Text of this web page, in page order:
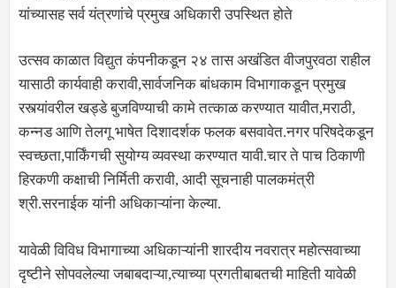
यांच्यासह सर्व यंत्रणांचे प्रमुख अधिकारी उपस्थित होते
उत्सव काळात विद्युत कंपनीकडून २४ तास अखंडित वीजपुरवठा राहील
यासाठी कार्यवाही करावी,सार्वजनिक बांधकाम विभागाकडून प्रमुख
रस्त्यांवरील खड्डे बुजविण्याची कामे तत्काळ करण्यात यावीत,मराठी,
कन्नड आणि तेलगू भाषेत दिशादर्शक फलक बसवावेत.नगर परिषदेकडून
स्वच्छता,पार्किंगची सुयोग्य व्यवस्था करण्यात यावी.चार ते पाच ठिकाणी
हिरकणी कक्षाची निर्मिती करावी, आदी सूचनाही पालकमंत्री
श्री.सरनाईक यांनी अधिकाऱ्यांना केल्या.
यावेळी विविध विभागाच्या अधिकाऱ्यांनी शारदीय नवरात्र महोत्सवाच्या
दृष्टीने सोपवलेल्या जबाबदाऱ्या,त्याच्या प्रगतीबाबतची माहिती यावेळी